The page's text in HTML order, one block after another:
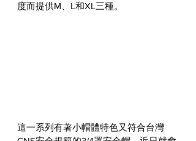
度而提供M、L和XL三種。
這一系列有著小帽體特色又符合台灣